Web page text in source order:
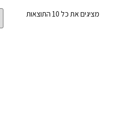
מציגים את כל ⁦10⁩ התוצאות